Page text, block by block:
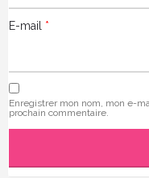
E-mail *
Enregistrer mon nom, mon e-
prochain commentaire.